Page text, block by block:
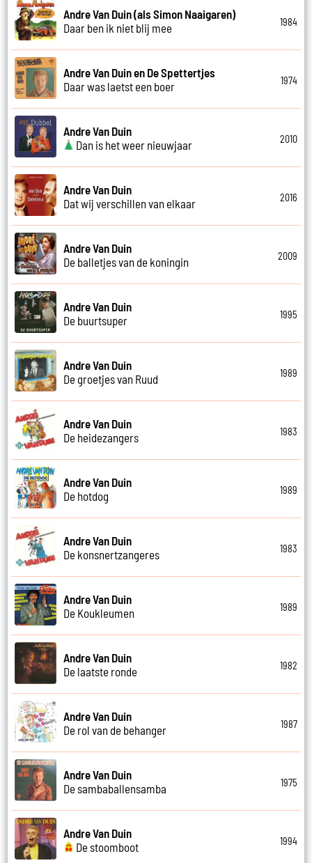
Andre Van Duin (als Simon Naaigaren)
Daar ben ik niet blij mee
1984
Andre Van Duin en De Spettertjes
Daar was laetst een boer
1974
Andre Van Duin
Dan is het weer nieuwjaar
2010
Andre Van Duin
Dat wij verschillen van elkaar
2016
Andre Van Duin
De balletjes van de koningin
2009
Andre Van Duin
De buurtsuper
1995
Andre Van Duin
De groetjes van Ruud
1989
Andre Van Duin
De heidezangers
1983
Andre Van Duin
De hotdog
1989
Andre Van Duin
De konsnertzangeres
1983
Andre Van Duin
De Koukleumen
1989
Andre Van Duin
De laatste ronde
1982
Andre Van Duin
De rol van de behanger
1987
Andre Van Duin
De sambaballensamba
1975
Andre Van Duin
De stoomboot
1994